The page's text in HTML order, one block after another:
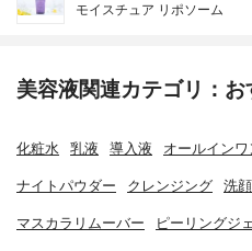
モイスチュア リポソーム
美容液関連カテゴリ：
化粧水 乳液 導入液 オールイン
ナイトパウダー クレンジング 洗
マスカラリムーバー ピーリングジ